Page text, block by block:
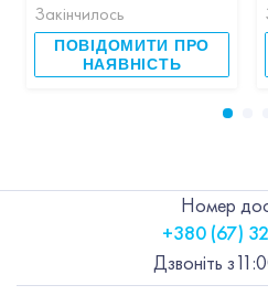
Закінчилось
ПОВІДОМИТИ ПРО
НАЯВНІСТЬ
Номер
+380 (67)
Дзвоніть з